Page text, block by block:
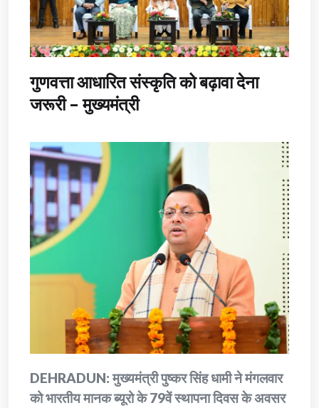
गुणवत्ता आधारित संस्कृति को बढ़ावा देना
जरूरी – मुख्यमंत्री
DEHRADUN: मुख्यमंत्री पुष्कर सिंह धामी ने मंगलवार
को भारतीय मानक ब्यूरो के 79वें स्थापना दिवस के अवसर